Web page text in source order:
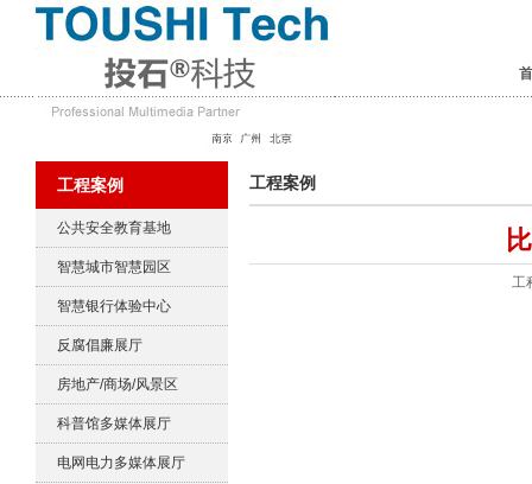
工程案例
公共安全教育基地
智慧城市智慧园区
智慧银行体验中心
反腐倡廉展厅
房地产/商场/风景区
科普馆多媒体展厅
电网电力多媒体展厅
工程案例
工